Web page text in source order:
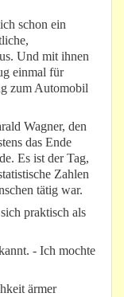
schon ein
Und mit ihnen
einmal für
zum Automobil
Wagner, den
das Ende
Es ist der Tag,
Zahlen
tätig war.
praktisch als
- Ich mochte
ärmer